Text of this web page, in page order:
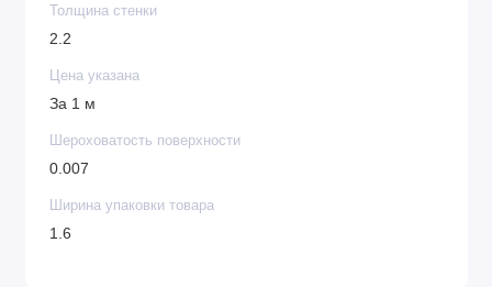
Толщина стенки
2.2
Цена указана
За 1 м
Шероховатость поверхности
0.007
Ширина упаковки товара
1.6